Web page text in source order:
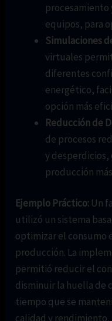
equipos, para
Simulaciones
virtuales
diferentes
energético,
opción más
Reducción de
de procesos
y
producción
Ejemplo Práctico: Un
utilizó un sistema
optimizar el consumo
producción. La
permitió reducir el
disminuir la huella de
tiempo que se
calidad y rendimiento.